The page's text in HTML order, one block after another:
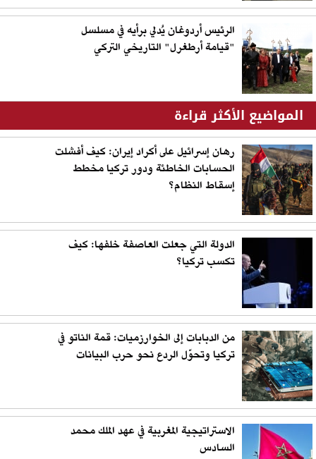
الرئيس أردوغان يُدلي برأيه في مسلسل
"قيامة أرطغرل" التاريخي التركي
المواضيع الأكثر قراءة
رهان إسرائيل على أكراد إيران: كيف أفشلت
الحسابات الخاطئة ودور تركيا مخطط
إسقاط النظام؟
الدولة التي جعلت العاصفة خلفها: كيف
تكسب تركيا؟
من الدبابات إلى الخوارزميات: قمة الناتو في
تركيا وتحوّل الردع نحو حرب البيانات
الاستراتيجية المغربية في عهد الملك محمد
السادس